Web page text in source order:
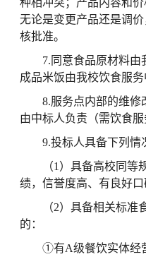
种相冲突；产品内容和价
无论是变更产品还是调
核批准。
7.同意食品原材料由
成品米饭由我校饮食服务
8.服务点内部的维修
由中标人负责（需饮食服
9.投标人具备下列情
（1）具备高校同
绩，信誉度高、有良好口
（2）具备相关标
的：
①有A级餐饮实体经